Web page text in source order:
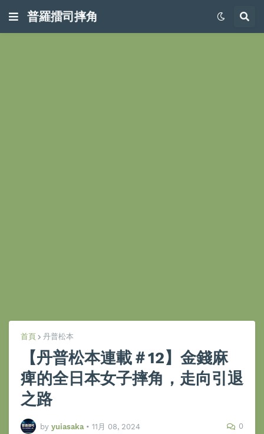
普羅擂司摔角
首頁 丹普松本
【丹普松本連載＃12】金錢麻
痺的全日本女子摔角，走向引退
之路
by yuiasaka • 11月 08, 2024 0